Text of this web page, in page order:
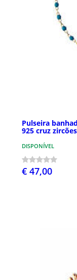
Pulseira
925 cruz zircões
DISPONÍVEL
€ 47,00